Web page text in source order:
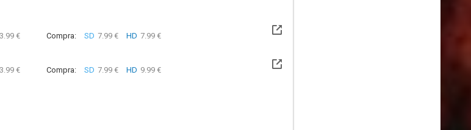
3.99 € Compra: SD 7.99 € HD 7.99 €
3.99 € Compra: SD 7.99 € HD 9.99 €